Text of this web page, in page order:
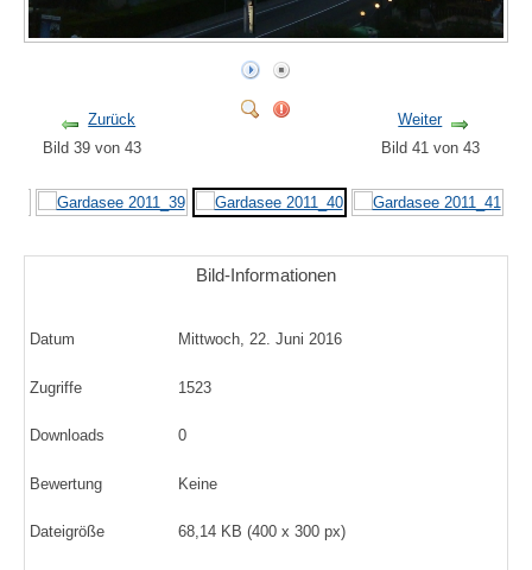
Zurück
Bild 39 von 43
Weiter
Bild 41 von 43
Bild-Informationen
Datum Mittwoch, 22. Juni 2016
Zugriffe 1523
Downloads 0
Bewertung Keine
Dateigröße 68,14 KB (400 x 300 px)